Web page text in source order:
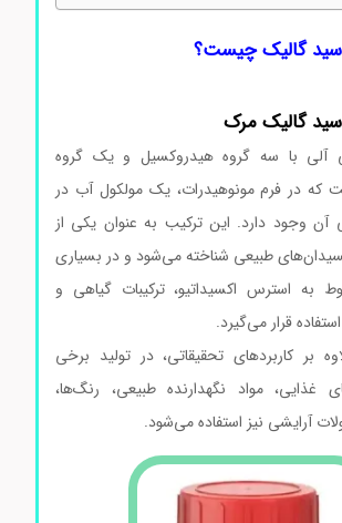
گالیک چیست؟
گالیک مرک
با سه گروه هیدروکسیل و یک گروه
در فرم مونوهیدرات، یک مولکول آب در
وجود دارد. این ترکیب به عنوان یکی از
طبیعی شناخته می‌شود و در بسیاری
به استرس اکسیداتیو، ترکیبات گیاهی و
قرار می‌گیرد.
بر کاربردهای تحقیقاتی، در تولید برخی
غذایی، مواد نگهدارنده طبیعی، رنگ‌ها،
نیز استفاده می‌شود.